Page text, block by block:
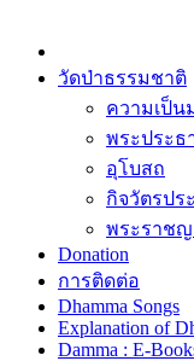
วัดป่าธรรมชาติ
ความเป็น
พระประธ
อุโบสถ
กิจวัตรปร
พระราช
Donation
การติดต่อ
Dhamma Songs
Explanation of
Damma : E-